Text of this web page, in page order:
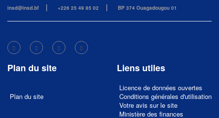
insd@insd.bf +226 25 49 85 02 BP 374 Ouagadougou 01
Plan du site
Plan du site
Liens utiles
Licence de données ouvertes
Conditions générales d'utilisation
Votre avis sur le site
Ministère des finances